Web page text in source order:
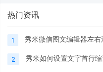
热门资讯
1 秀米微信图文编辑器左
2 秀米如何设置文字首行